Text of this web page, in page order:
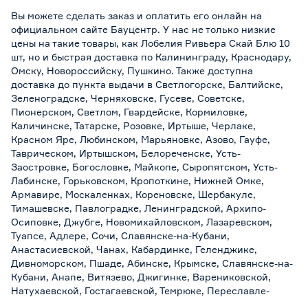
Вы можете сделать заказ и оплатить его онлайн на
официальном сайте Бауцентр. У нас не только низкие
цены на такие товары, как Лобелия Ривьера Скай Блю 10
шт, но и быстрая доставка по Калининграду, Краснодару,
Омску, Новороссийску, Пушкино. Также доступна
доставка до пункта выдачи в Светлогорске, Балтийске,
Зеленоградске, Черняховске, Гусеве, Советске,
Пионерском, Светлом, Гвардейске, Кормиловке,
Каличинске, Татарске, Розовке, Иртыше, Черлаке,
Красном Яре, Любинском, Марьяновке, Азово, Гауфе,
Таврическом, Иртышском, Белореченске, Усть-
Заостровке, Богословке, Майкопе, Сыропятском, Усть-
Лабинске, Горьковском, Кропоткине, Нижней Омке,
Армавире, Москаленках, Кореновске, Шербакуле,
Тимашевске, Павлоградке, Ленинградской, Архипо-
Осиповке, Джубге, Новомихайловском, Лазаревском,
Туапсе, Адлере, Сочи, Славянске-на-Кубани,
Анастасиевской, Чанах, Кабардинке, Геленджике,
Дивноморском, Пшаде, Абинске, Крымске, Славянске-на-
Кубани, Анапе, Витязево, Джигинке, Варениковской,
Натухаевской, Гостагаевской, Темрюке, Переславле-